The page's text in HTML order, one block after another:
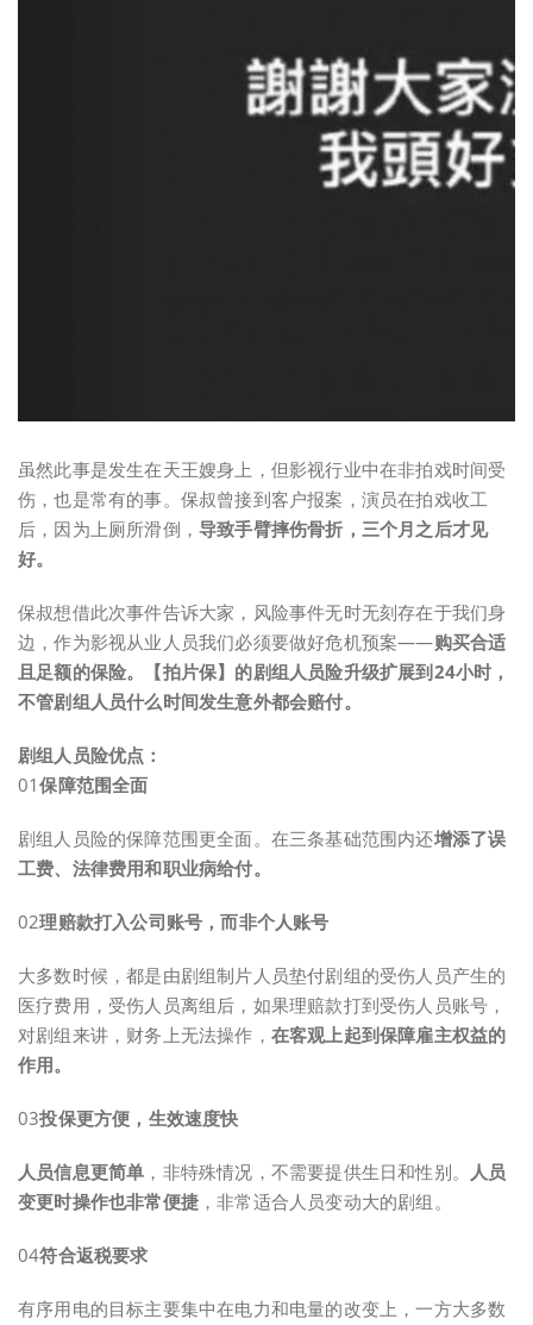
虽然此事是发生在天王嫂身上，但影视行业中在非拍戏时间受
伤，也是常有的事。保叔曾接到客户报案，演员在拍戏收工
后，因为上厕所滑倒， 导致手臂摔伤骨折，三个月之后才见
好。
保叔想借此次事件告诉大家，风险事件无时无刻存在于我们身
边，作为影视从业人员我们必须要做好危机预案——购买合适
且足额的保险。
【拍片保】的剧组人员险升级扩展到24小时，
不管剧组人员什么时间发生意外都会赔付。
剧组人员险优点：
01保障范围全面
剧组人员险的保障范围更全面。在三条基础范围内还增添了误
工费、法律费用和职业病给付。
02理赔款打入公司账号，而非个人账号
大多数时候，都是由剧组制片人员垫付剧组的受伤人员产生的
医疗费用，受伤人员离组后，如果理赔款打到受伤人员账号，
对剧组来讲，财务上无法操作， 在客观上起到保障雇主权益的
作用。
03投保更方便，生效速度快
人员信息更简单 ，非特殊情况，不需要提供生日和性别。
人员
变更时操作也非常便捷 ，非常适合人员变动大的剧组。
04符合返税要求
有序用电的目标主要集中在电力和电量的改变上，一方大多数